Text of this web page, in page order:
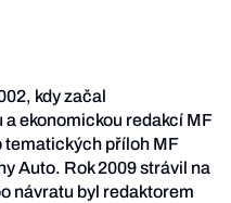
kdy začal
ekonomickou redakcí MF
tematických příloh MF
Auto. Rok 2009 strávil na
návratu byl redaktorem